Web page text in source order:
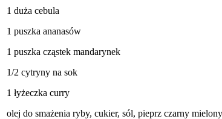
1 duża cebula
1 puszka ananasów
1 puszka cząstek mandarynek
1/2 cytryny na sok
1 łyżeczka curry
olej do smażenia ryby, cukier, sól, pieprz czarny